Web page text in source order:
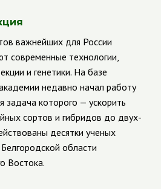
важнейших для России
современные технологии,
и генетики. На базе
недавно начал работу
задача которого — ускорить
сортов и гибридов до двух-
десятки ученых
области
Востока.